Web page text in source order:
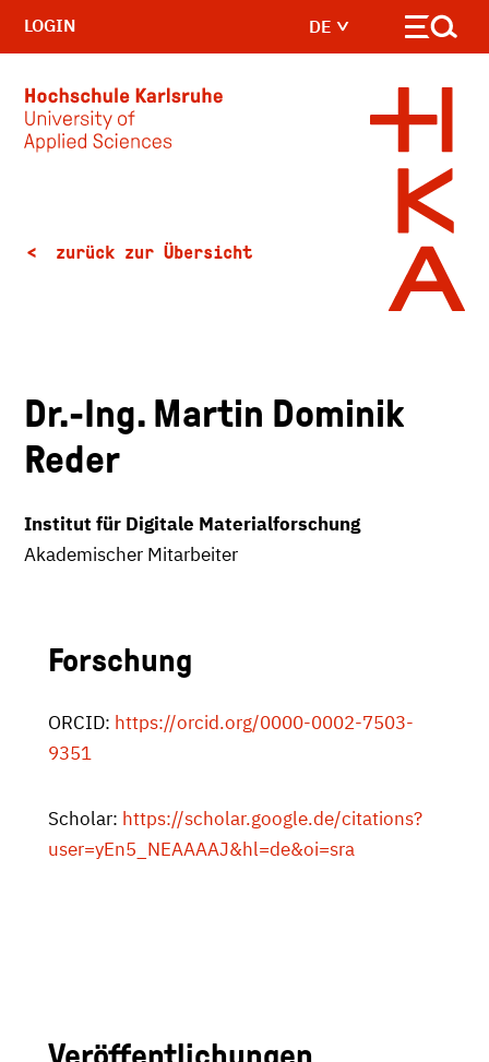
DE
LOGIN
zurück zur Übersicht
Dr.-Ing. Martin Dominik
Reder
Institut für Digitale Materialforschung
Akademischer Mitarbeiter
Forschung
ORCID: https://orcid.org/0000-0002-7503-
9351
Scholar: https://scholar.google.de/citations?
user=yEn5_NEAAAAJ&hl=de&oi=sra